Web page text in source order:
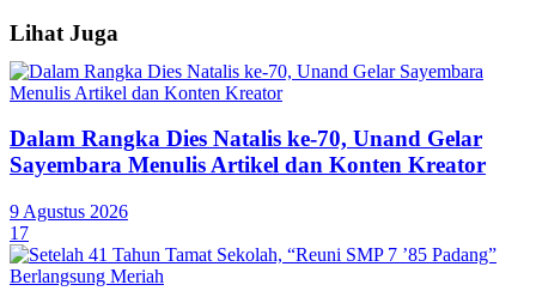
Lihat Juga
Dalam Rangka Dies Natalis ke-70, Unand Gelar
Sayembara Menulis Artikel dan Konten Kreator
9 Agustus 2026
17